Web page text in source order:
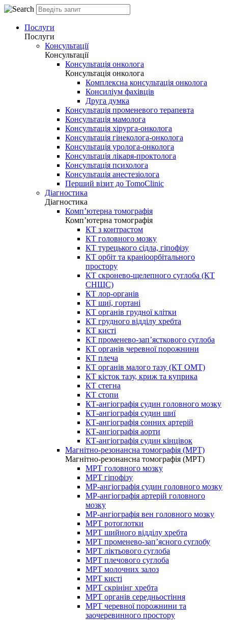
Послуги
Послуги
Консультації
Консультації
Консультація онколога
Консультація онколога
Комплексна консультація онколога
Консиліум фахівців
Друга думка
Консультація променевого терапевта
Консультація мамолога
Консультація хірурга-онколога
Консультація гінеколога-онколога
Консультація уролога-онколога
Консультація лікаря-проктолога
Консультація психолога
Консультація анестезіолога
Перший візит до TomoClinic
Діагностика
Діагностика
Комп’ютерна томографія
Комп’ютерна томографія
КТ з контрастом
КТ головного мозку
КТ турецького сідла, гіпофізу
КТ орбіт та краніоорбітального
простору
КТ скронево-щелепного суглоба (КТ
СНЩС)
КТ лор-органів
КТ шиї, гортані
КТ органів грудної клітки
КТ грудного відділу хребта
КТ кисті
КТ променево-зап’ясткового суглоба
КТ органів черевної порожнини
КТ плеча
КТ органів малого тазу (КТ ОМТ)
КТ кісток тазу, криж та куприка
КТ стегна
КТ стопи
КТ-ангіографія судин головного мозку
КТ-ангіографія судин шиї
КТ-ангіографія сонних артерій
КТ-ангіографія аорти
КТ-ангіографія судин кінцівок
Магнітно-резонансна томографія (МРТ)
Магнітно-резонансна томографія (МРТ)
МРТ головного мозку
МРТ гіпофізу
МР-ангіографія судин головного мозку
МР-ангіографія артерій головного
мозку
МР-ангіографія вен головного мозку
МРТ ротоглотки
МРТ шийного відділу хребта
МРТ променево-зап’ясного суглобу
МРТ ліктьового суглоба
МРТ плечового суглоба
МРТ молочних залоз
МРТ кисті
МРТ скрінінг хребта
МРТ органів середньостіння
МРТ черевної порожнини та
заочеревинного простору